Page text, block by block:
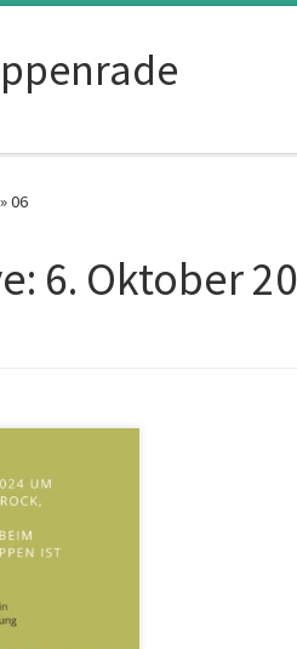
»06
6. Oktober
Kirche in
Ortsverein,